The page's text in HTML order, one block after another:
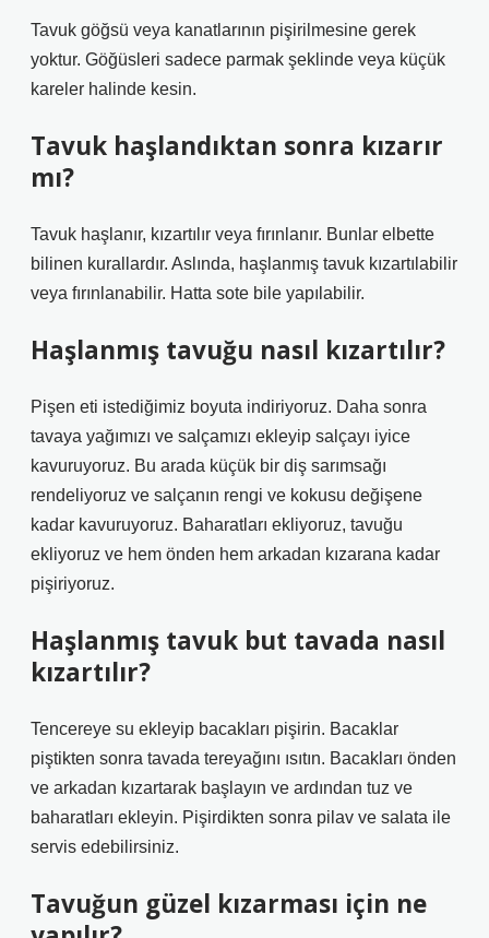
Tavuk göğsü veya kanatlarının pişirilmesine gerek
yoktur. Göğüsleri sadece parmak şeklinde veya küçük
kareler halinde kesin.
Tavuk haşlandıktan sonra kızarır
mı?
Tavuk haşlanır, kızartılır veya fırınlanır. Bunlar elbette
bilinen kurallardır. Aslında, haşlanmış tavuk kızartılabilir
veya fırınlanabilir. Hatta sote bile yapılabilir.
Haşlanmış tavuğu nasıl kızartılır?
Pişen eti istediğimiz boyuta indiriyoruz. Daha sonra
tavaya yağımızı ve salçamızı ekleyip salçayı iyice
kavuruyoruz. Bu arada küçük bir diş sarımsağı
rendeliyoruz ve salçanın rengi ve kokusu değişene
kadar kavuruyoruz. Baharatları ekliyoruz, tavuğu
ekliyoruz ve hem önden hem arkadan kızarana kadar
pişiriyoruz.
Haşlanmış tavuk but tavada nasıl
kızartılır?
Tencereye su ekleyip bacakları pişirin. Bacaklar
piştikten sonra tavada tereyağını ısıtın. Bacakları önden
ve arkadan kızartarak başlayın ve ardından tuz ve
baharatları ekleyin. Pişirdikten sonra pilav ve salata ile
servis edebilirsiniz.
Tavuğun güzel kızarması için ne